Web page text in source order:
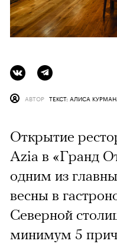
АВТОР ТЕКСТ: АЛИСА
Открытие
Azia в «Гранд
одним из
весны в
Северной
минимум 5